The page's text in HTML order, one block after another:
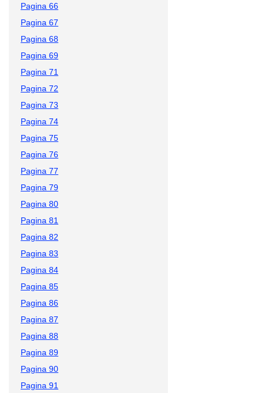
Pagina 66
Pagina 67
Pagina 68
Pagina 69
Pagina 71
Pagina 72
Pagina 73
Pagina 74
Pagina 75
Pagina 76
Pagina 77
Pagina 79
Pagina 80
Pagina 81
Pagina 82
Pagina 83
Pagina 84
Pagina 85
Pagina 86
Pagina 87
Pagina 88
Pagina 89
Pagina 90
Pagina 91